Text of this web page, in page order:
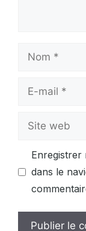
Nom
Site
Enregistrer
dans le